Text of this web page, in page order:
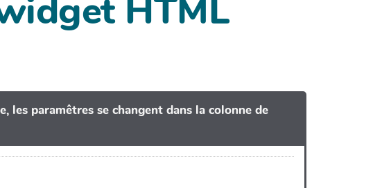
HTML
les paramêtres se changent dans la colonne de